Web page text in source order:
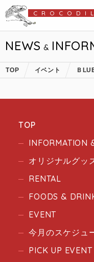
NEWS &
TOP イベント Ｂ
TOP
INFORMATION
オリジナルグッ
RENTAL
FOODS &
EVENT
今月のスケジュ
PICK UP EVENT